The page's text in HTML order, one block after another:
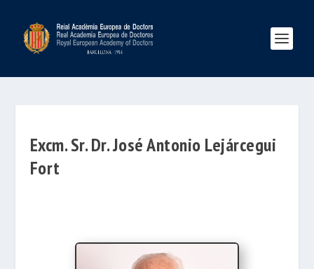
Excm. Sr. Dr. José Antonio Lejárcegui
Fort